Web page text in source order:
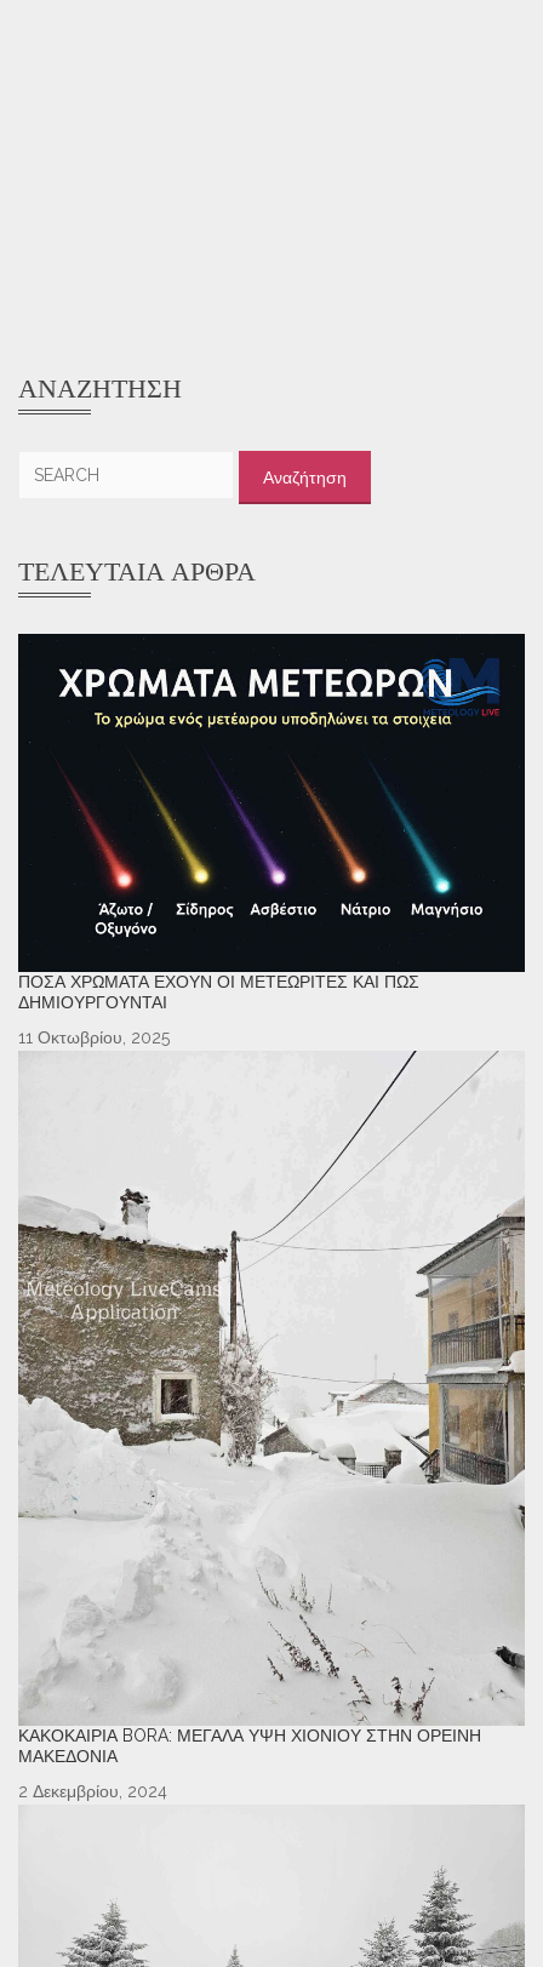
ΑΝΑΖΉΤΗΣΗ
ΤΕΛΕΥΤΑΊΑ ΆΡΘΡΑ
ΠΌΣΑ ΧΡΏΜΑΤΑ ΈΧΟΥΝ ΟΙ ΜΕΤΕΩΡΊΤΕΣ ΚΑΙ ΠΏΣ
ΔΗΜΙΟΥΡΓΟΎΝΤΑΙ
11 Οκτωβρίου, 2025
ΚΑΚΟΚΑΙΡΊΑ BORA: ΜΕΓΆΛΑ ΎΨΗ ΧΙΟΝΙΟΎ ΣΤΗΝ ΟΡΕΙΝΉ
ΜΑΚΕΔΟΝΊΑ
2 Δεκεμβρίου, 2024